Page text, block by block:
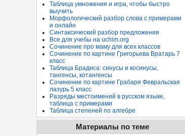
Таблица умножения и игра, чтобы быстро
выучить
Морфологический разбор слова с примерами
и онлайн
Синтаксический разбор предложения
Все для учебы на uchim.org
Сочинение про маму для всех классов
Сочинение по картине Григорьева Вратарь 7
класс
Таблица Брадиса: синусы и косинусы,
тангенсы, котангенсы
Сочинение по картине Грабаря Февральская
лазурь 5 класс
Разряды местоимений в русском языке,
таблица с примерами
Таблица степеней по алгебре
Материалы по теме